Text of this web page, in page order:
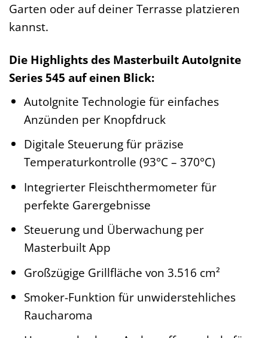
Garten oder auf deiner Terrasse platzieren
kannst.
Die Highlights des Masterbuilt AutoIgnite
Series 545 auf einen Blick:
AutoIgnite Technologie für einfaches
Anzünden per Knopfdruck
Digitale Steuerung für präzise
Temperaturkontrolle (93°C – 370°C)
Integrierter Fleischthermometer für
perfekte Garergebnisse
Steuerung und Überwachung per
Masterbuilt App
Großzügige Grillfläche von 3.516 cm²
Smoker-Funktion für unwiderstehliches
Raucharoma